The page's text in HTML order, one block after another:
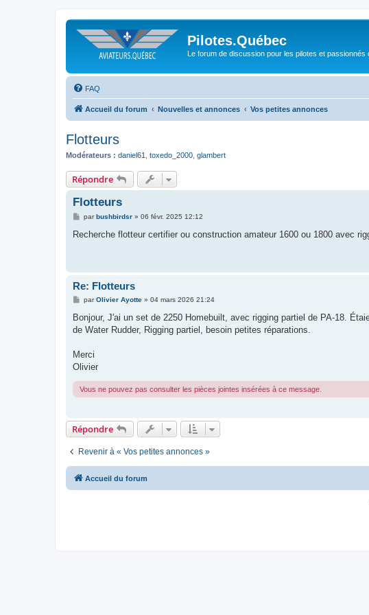
Pilotes.Québec
Le forum de discussion pour les pilotes et passionnés
FAQ
Accueil du forum Nouvelles et annonces Vos petites annonces
Flotteurs
Modérateurs : daniel61 toxedo_2000 glambert
Répondre
Flotteurs
M
s
parbushbirdsr» 06 févr. 2025 12:12
Recherche flotteur certifier ou construction amateur 1600 ou 1800 avec
Re: Flotteurs
M
s
a
parOlivier Ayotte» 04 mars 2026 21:24
Bonjour, J'ai un set de 2250 Homebuilt, avec rigging partiel de PA-18.
de Water Rudder, Rigging partiel, besoin petites réparations.
Merci
Olivier
Vous ne pouvez pas consulter les pièces jointes insérées à ce message.
Répondre
Revenir à « Vos petites annonces »
Accueil du forum